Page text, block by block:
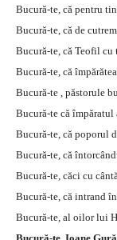
Bucură-te, că pentru
Bucură-te, că de
Bucură-te, că Teofil
Bucură-te, că
Bucură-te , păstorule
Bucură-te că
Bucură-te, că poporul
Bucură-te, că
Bucură-te, căci cu
Bucură-te, că intrand
Bucură-te, al oilor lui